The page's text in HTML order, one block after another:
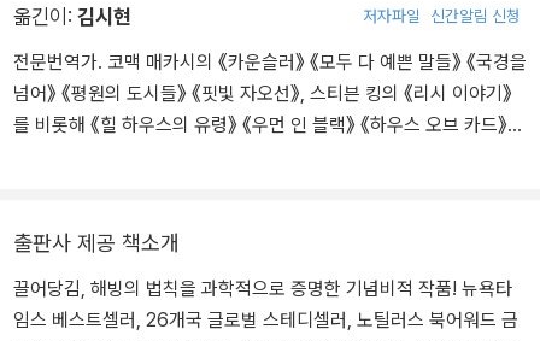
2020년까지 6년 연속 이름을 올렸다. 시스코 시스템즈를 비롯한 글
로벌 기업에서 컴퓨터 시스템 디자이너, 컴퓨터 지질학자, 기술 운영
매니저로 일했다. 시대를 관통하는 영원한 지혜를 찾기 위해 22년 이
상 외딴 수도원과 산악 마을은 물론 고대의 잊혀진 문헌들을 탐사해
00대 기업, 미군 등에서 강연을 하며 세계적 패러다임의 대전환을 이
옮긴이: 김시현 저자파일 신간알림 신청
전문번역가. 코맥 매카시의 《카운슬러》 《모두 다 예쁜 말들》 《국경을
넘어》 《평원의 도시들》 《핏빛 자오선》, 스티븐 킹의 《리시 이야기》
를 비롯해 《힐 하우스의 유령》 《우먼 인 블랙》 《하우스 오브 카드》
출판사 제공 책소개
끌어당김, 해빙의 법칙을 과학적으로 증명한 기념비적 작품! 뉴욕타
임스 베스트셀러, 26개국 글로벌 스테디셀러, 노틸러스 북어워드 금